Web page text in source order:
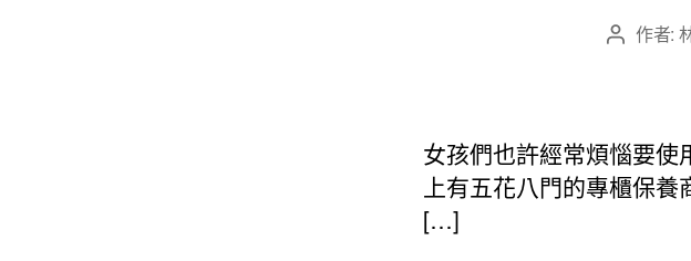
文 作者:
女孩們也許經常煩惱要
上有五花八門的專櫃保
[…]